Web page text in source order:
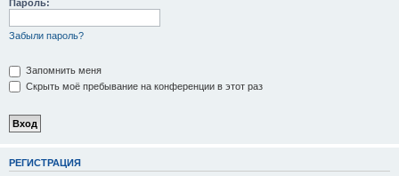
Пароль:
Забыли пароль?
Запомнить меня
Скрыть моё пребывание на конференции в этот раз
РЕГИСТРАЦИЯ